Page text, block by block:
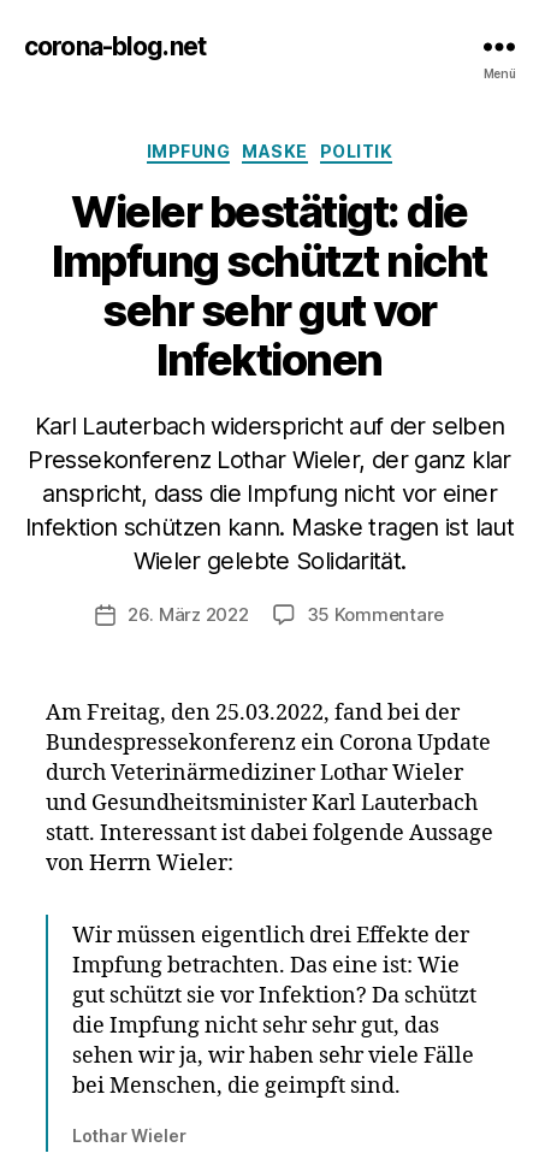
corona-blog.net
Menü
Kategorien
IMPFUNG MASKE POLITIK
Wieler bestätigt: die
Impfung schützt nicht
sehr sehr gut vor
Infektionen
Karl Lauterbach widerspricht auf der selben
Pressekonferenz Lothar Wieler, der ganz klar
anspricht, dass die Impfung nicht vor einer
Infektion schützen kann. Maske tragen ist laut
Wieler gelebte Solidarität.
Veröffentlichungsdatum
26. März 2022 35 Kommentarezu
Impfung
schützt
nicht
sehr
sehr
gut
Am Freitag, den 25.03.2022, fand bei der
Bundespressekonferenz ein Corona Update
durch Veterinärmediziner Lothar Wieler
und Gesundheitsminister Karl Lauterbach
statt. Interessant ist dabei folgende Aussage
von Herrn Wieler:
Wir müssen eigentlich drei Effekte der
Impfung betrachten. Das eine ist: Wie
gut schützt sie vor Infektion? Da schützt
die Impfung nicht sehr sehr gut, das
sehen wir ja, wir haben sehr viele Fälle
bei Menschen, die geimpft sind.
Lothar Wieler